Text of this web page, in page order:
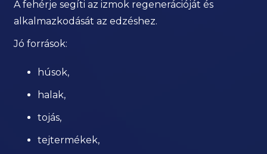
A fehérje segíti az izmok regenerációját és
alkalmazkodását az edzéshez.
Jó források:
húsok,
halak,
tojás,
tejtermékek,